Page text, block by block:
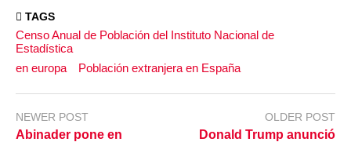
TAGS
Censo Anual de Población del Instituto Nacional de
Estadística
en europa
Población extranjera en España
NEWER POST
Abinader pone en
OLDER POST
Donald Trump anunció